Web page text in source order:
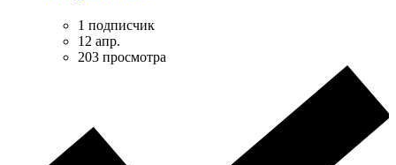
1 подписчик
12 апр.
203 просмотра